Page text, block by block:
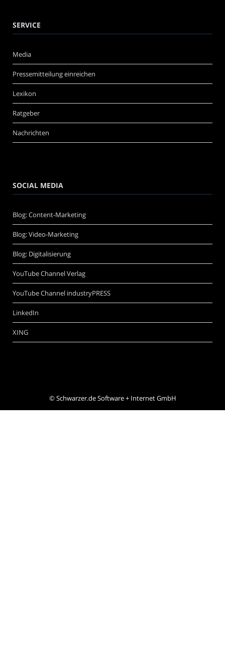
SERVICE
Media
Pressemitteilung einreichen
Lexikon
Ratgeber
Nachrichten
SOCIAL MEDIA
Blog: Content-Marketing
Blog: Video-Marketing
Blog: Digitalisierung
YouTube Channel Verlag
YouTube Channel industryPRESS
LinkedIn
XING
©Schwarzer.de Software + Internet GmbH